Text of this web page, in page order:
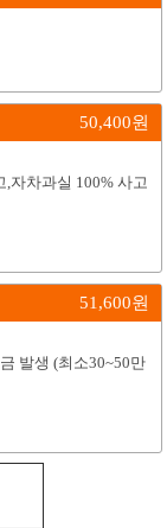
50,400원
자차과실 100% 사고
51,600원
발생 (최소30~50만